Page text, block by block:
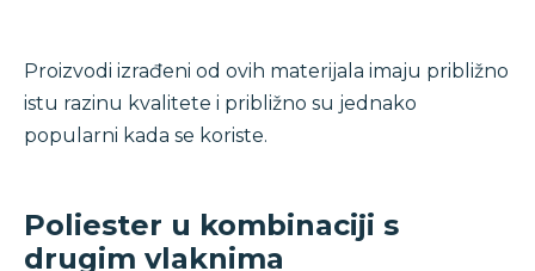
Proizvodi izrađeni od ovih materijala imaju približno
istu razinu kvalitete i približno su jednako
popularni kada se koriste.
Poliester u kombinaciji s
drugim vlaknima